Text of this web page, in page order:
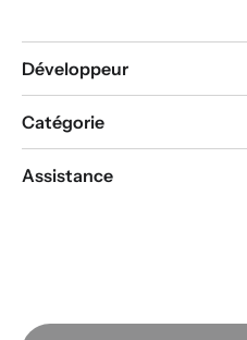
Développeur
Catégorie
Assistance